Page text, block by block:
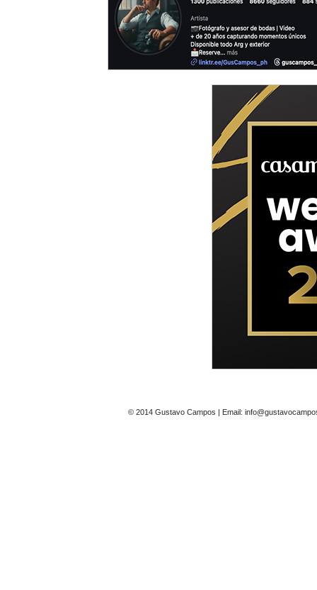
© 2014 Gustavo Campos | Email: